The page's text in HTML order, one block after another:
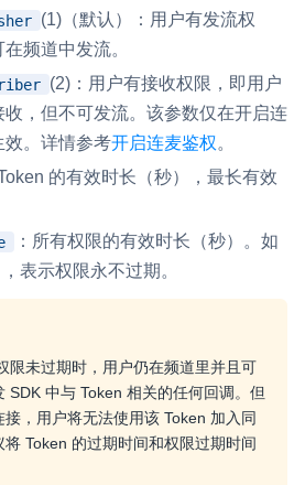
(1)（默认）：用户有发流权
频道中发流。
(2)：用户有接收权限，即用户
收，但不可发流。该参数仅在开启连
效。详情参考开启连麦鉴权。
Token 的有效时长（秒），最长有效
：所有权限的有效时长（秒）。如
表示权限永不过期。
限未过期时，用户仍在频道里并且可
SDK 中与 Token 相关的任何回调。但
，用户将无法使用该 Token 加入同
Token 的过期时间和权限过期时间